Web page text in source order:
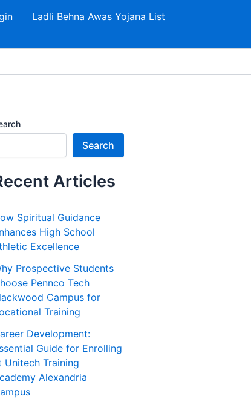
Ladli Behna Awas Yojana List
Search
Articles
Spiritual Guidance
High School
Excellence
Prospective Students
Pennco Tech
Campus for
Training
Development:
Guide for Enrolling
Unitech Training
Alexandria